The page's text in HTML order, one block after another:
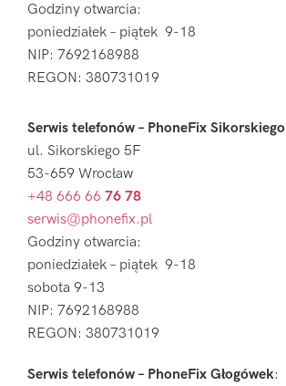
Godziny otwarcia:
poniedziałek – piątek 9-18
NIP: 7692168988
REGON: 380731019
Serwis telefonów – PhoneFix Sikorskiego
ul. Sikorskiego 5F
53-659 Wrocław
+48 666 66 76 78
serwis@phonefix.pl
Godziny otwarcia:
poniedziałek – piątek 9-18
sobota 9-13
NIP: 7692168988
REGON: 380731019
Serwis telefonów – PhoneFix Głogówek: